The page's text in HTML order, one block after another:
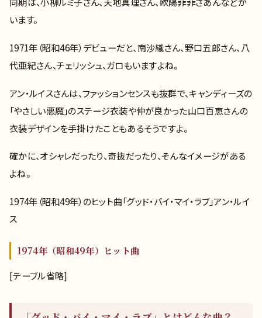
います。
1971年（昭和46年）デビューだと、南沙織さん、野口五郎さん、八
代亜紀さん、チェリッシュ、ガロもいますよね。
アン・ルイスさんは、ファッションセンスも抜群で、キャンディーズの
「やさしい悪魔」のステージ衣装や仲が良かった山口百恵さんの
衣装デザインを手掛けたこともあるそうですよ。
確かに、オシャレだったり、奇抜だったり、そんなイメージがある
よね。
1974年（昭和49年）のヒット曲「グッド・バイ・マイ・ラブ」アン・ルイ
ス
1974年（昭和49年）ヒット曲
[テーブル省略]